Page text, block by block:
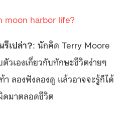
moon harbor life?
รึเปล่า?: นักคิด Terry Moore
วเองเกี่ยวกับทักษะชีวิตง่ายๆ
า ลองฟังลองดู แล้วอาจจะรู้ก็ได้
ดมาตลอดชีวิต